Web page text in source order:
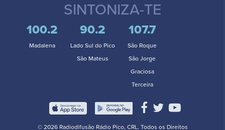
SINTONIZA-TE
100.2
Madalena
90.2
Lado Sul do Pico
São Mateus
107.7
São Roque
São Jorge
Graciosa
Terceira
© 2026 Radiodifusão Rádio Pico, CRL. Todos os Direitos